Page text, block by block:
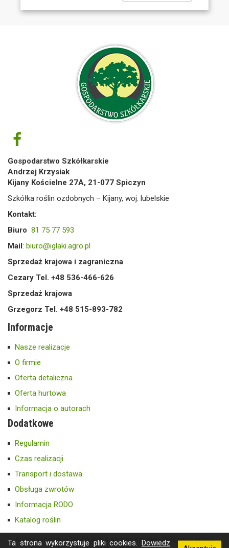
Gospodarstwo Szkółkarskie
Andrzej Krzysiak
Kijany Kościelne 27A, 21-077 Spiczyn
Szkółka roślin ozdobnych – Kijany, woj. lubelskie
Kontakt:
Biuro 81 75 77 593
Mail : biuro@iglaki.agro.pl
Sprzedaż krajowa i zagraniczna
Cezary Tel. +48 536-466-626
Sprzedaż krajowa
Grzegorz Tel. +48 515-893-782
Informacje
Nasze realizacje
O firmie
Oferta detaliczna
Oferta hurtowa
Informacja o autorach
Dodatkowe
Regulamin
Czas realizacji
Transport i dostawa
Obsługa zwrotów
Informacja RODO
Katalog roślin
© Gospodarstwo Szkółkarskie Andrzej Krzysiak. Wszystkie prawa
Ta strona wykorzystuje pliki cookies. Dowiedz